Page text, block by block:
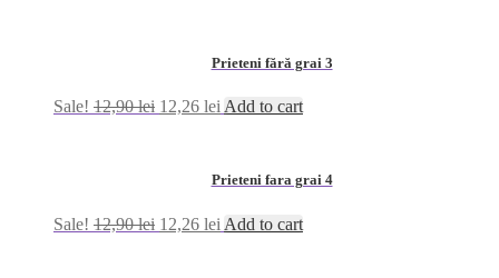
Prieteni fără grai 3
Sale! 12,90lei 12,26 lei Add to cart
Prieteni fara grai 4
Sale! 12,90lei 12,26 lei Add to cart